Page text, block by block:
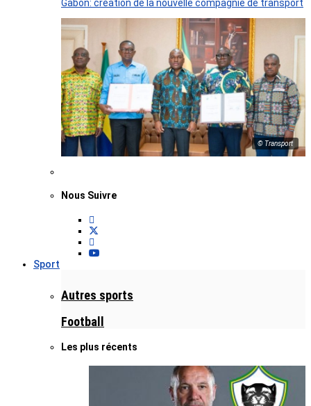
Gabon: création de la nouvelle compagnie de transport
© Transport
Nous Suivre
Sport
Autres sports
Football
Les plus récents